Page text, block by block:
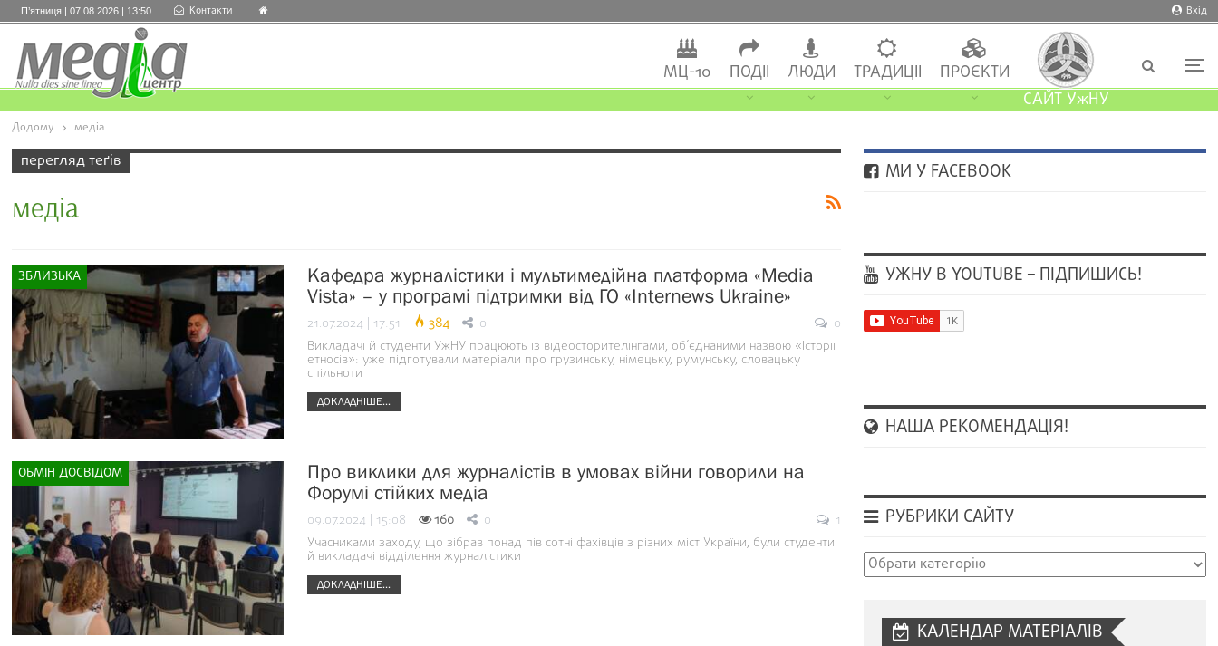
Вхід
П’ятниця | 07.08.2026 | 13:50 Контакти
МЦ-10 ПОДІЇ ЛЮДИ ТРАДИЦІЇ
ПРОЄКТИ
САЙТ УжНУ
Додому медіа
перегляд теґів
медіа
ЗБЛИЗЬКА
Кафедра журналістики і мультимедійна платформа «Media
Vista» – у програмі підтримки від ГО «Internews Ukraine»
21.07.2024 | 17:51 384 0
0
Викладачі й студенти УжНУ працюють із відеосторителінгами, об’єднаними назвою «Історії
етносів»: уже підготували матеріали про грузинську, німецьку, румунську, словацьку
спільноти
ДОКЛАДНІШЕ...
ОБМІН ДОСВІДОМ
Про виклики для журналістів в умовах війни говорили на
Форумі стійких медіа
09.07.2024 | 15:08 160 0
1
Учасниками заходу, що зібрав понад пів сотні фахівців з різних міст України, були студенти
й викладачі відділення журналістики
ДОКЛАДНІШЕ...
МИ У FACEBOOK
УЖНУ В YOUTUBE – ПІДПИШИСЬ!
НАША РЕКОМЕНДАЦІЯ!
РУБРИКИ САЙТУ
Рубрики
КАЛЕНДАР МАТЕРІАЛІВ